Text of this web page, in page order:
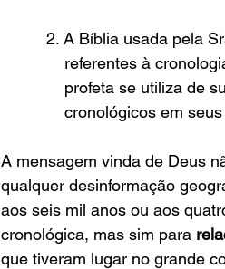
2. A Bíblia
profeta se
A mensagem vinda de Deus
qualquer desinformação
aos seis mil anos ou aos
cronológica, mas sim para
que tiveram lugar no grande